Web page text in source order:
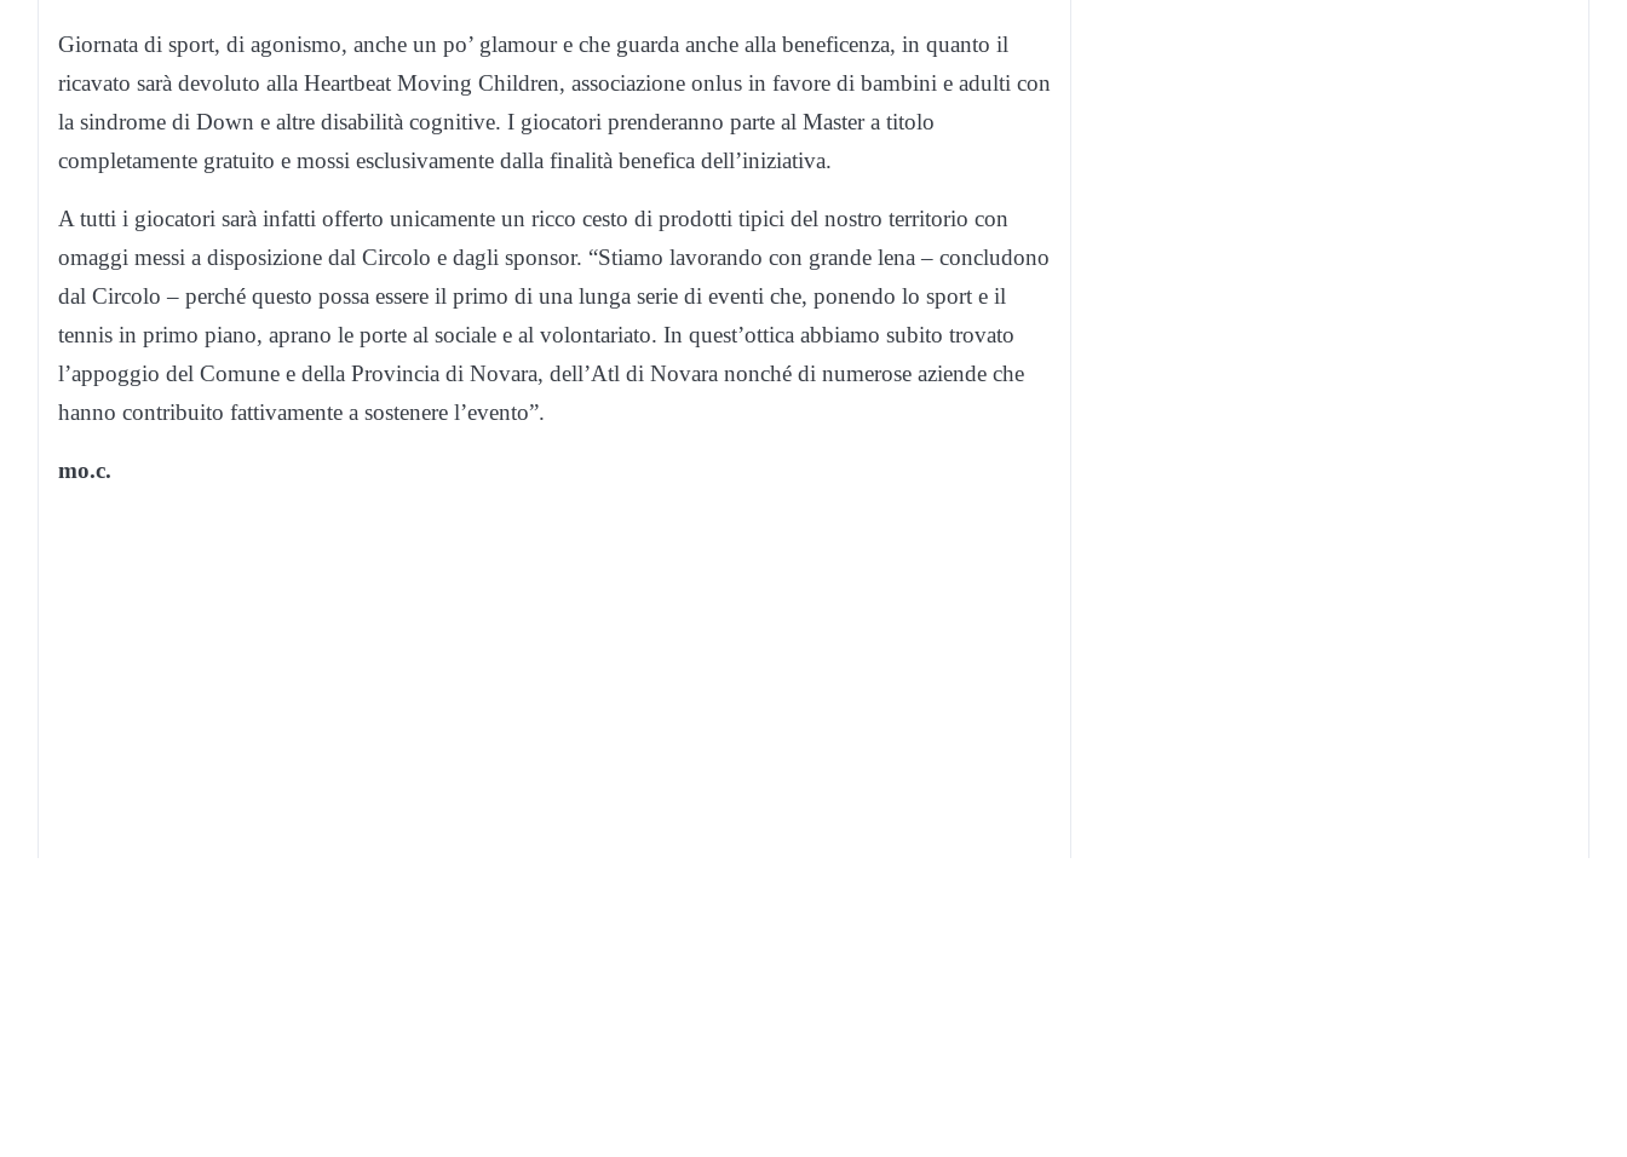
Giornata di sport, di agonismo, anche un po’ glamour e che guarda anche alla beneficenza, in quanto il
ricavato sarà devoluto alla Heartbeat Moving Children, associazione onlus in favore di bambini e adulti con
la sindrome di Down e altre disabilità cognitive. I giocatori prenderanno parte al Master a titolo
completamente gratuito e mossi esclusivamente dalla finalità benefica dell’iniziativa.
A tutti i giocatori sarà infatti offerto unicamente un ricco cesto di prodotti tipici del nostro territorio con
omaggi messi a disposizione dal Circolo e dagli sponsor. “Stiamo lavorando con grande lena – concludono
dal Circolo – perché questo possa essere il primo di una lunga serie di eventi che, ponendo lo sport e il
tennis in primo piano, aprano le porte al sociale e al volontariato. In quest’ottica abbiamo subito trovato
l’appoggio del Comune e della Provincia di Novara, dell’Atl di Novara nonché di numerose aziende che
hanno contribuito fattivamente a sostenere l’evento”.
mo.c.